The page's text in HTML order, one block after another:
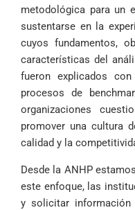
metodológica para un
sustentarse en la
cuyos fundamentos,
características del
fueron explicados
procesos de
organizaciones
promover una cultura
calidad y la
Desde la ANHP
este enfoque, las
y solicitar información